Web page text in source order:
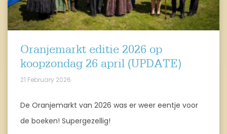
Oranjemarkt editie 2026 op
koopzondag 26 april (UPDATE)
21 February 2026
De Oranjemarkt van 2026 was er weer eentje voor
de boeken! Supergezellig!